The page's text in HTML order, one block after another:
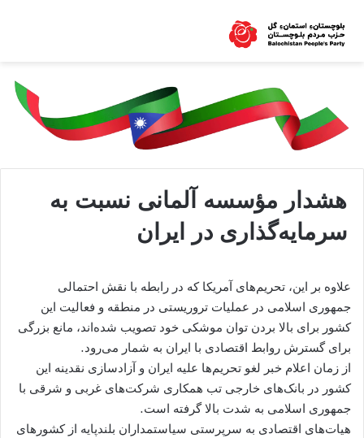
هشدار مؤسسه آلمانی نسبت به
سرمایه‌گذاری در ایران
علاوه بر این، تحریم‌های آمریکا که در رابطه با نقش احتمالی
جمهوری اسلامی در عملیات تروریستی در منطقه و فعالیت این
کشور برای بالا بردن توان موشکی خود تصویب شده‌اند، مانع بزرگی
برای گسترش روابط اقتصادی با ایران به شمار می‌رود.
از زمان اعلام خبر لغو تحریم‌ها علیه ایران و آزادسازی نقدینه این
کشور در بانک‌های خارجی تب همکاری شرکت‌های غربی و شرقی با
جمهوری اسلامی به شدت بالا گرفته است.
هیات‌های اقتصادی به سرپرستی سیاستمداران بلندپایه از کشورهای